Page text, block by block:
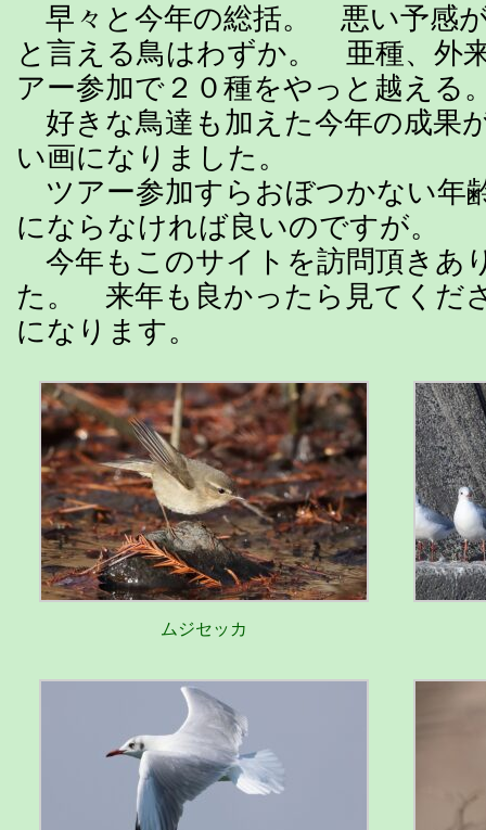
早々と今年の総括。 悪い予感
と言える鳥はわずか。 亜種、外
アー参加で２０種をやっと越える
好きな鳥達も加えた今年の成果
い画になりました。
ツアー参加すらおぼつかない年
にならなければ良いのですが。
今年もこのサイトを訪問頂きあ
た。 来年も良かったら見てくだ
になります。
ムジセッカ